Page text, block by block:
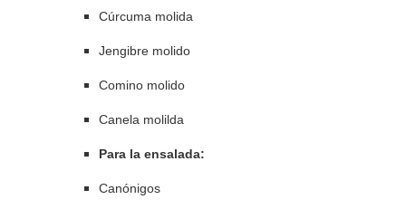
Cúrcuma molida
Jengibre molido
Comino molido
Canela molilda
Para la ensalada:
Canónigos